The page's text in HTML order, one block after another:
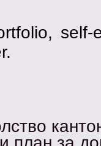
self-